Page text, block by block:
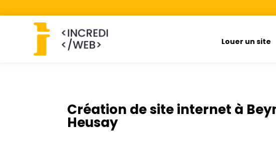
Louer un site
Création de site internet à
Heusay